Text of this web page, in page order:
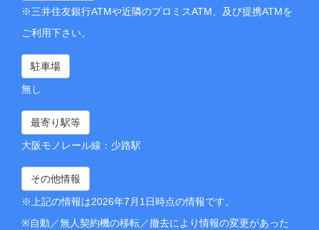
※三井住友銀行ATMや近隣のプロミスATM、及び提携ATMを
ご利用下さい。
駐車場
無し
最寄り駅等
大阪モノレール線：少路駅
その他情報
※上記の情報は2026年7月1日時点の情報です。
※自動／無人契約機の移転／撤去により情報の変更があった